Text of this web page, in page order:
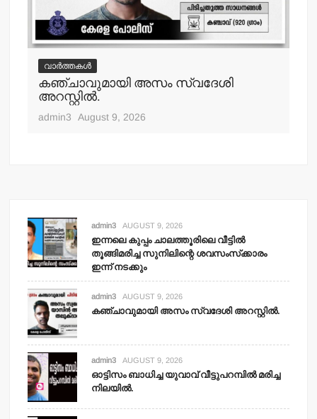
വാർത്തകൾ
കഞ്ചാവുമായി അസം സ്വദേശി
അറസ്റ്റില്‍.
admin3 August 9, 2026
admin3 AUGUST 9, 2026
ഇന്നലെ കുപ്പം ചാലത്തൂരിലെ വീട്ടില്‍
തൂങ്ങിമരിച്ച സുനിലിന്റെ ശവസംസ്‌ക്കാരം
ഇന്ന് നടക്കും
admin3 AUGUST 9, 2026
കഞ്ചാവുമായി അസം സ്വദേശി അറസ്റ്റില്‍.
admin3 AUGUST 9, 2026
ഓട്ടിസം ബാധിച്ച യുവാവ് വീട്ടുപറമ്പില്‍ മരിച്ച
നിലയില്‍.